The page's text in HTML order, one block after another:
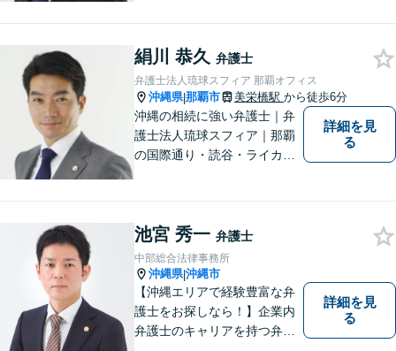
はなく、一社会人として相談
者の心に寄り添っていける弁
護士でありたいと思っていま
す。
絹川 恭久 弁護士
弁護士法人琉球スフィア 那覇オフィス
沖縄県|那覇市 美栄橋駅 から徒歩6分
沖縄の相続に強い弁護士｜弁
護士法人琉球スフィア｜那覇
の国際通り・読谷・ライカム
を手掛けていきたいと思って
おります。どうぞよろしくお
願いします。
詳細を見
る
池宮 秀一 弁護士
中部総合法律事務所
沖縄県|沖縄市
【沖縄エリアで経験豊富な弁
護士をお探しなら！】企業内
弁護士のキャリアを持つ弁護
詳細を見
る